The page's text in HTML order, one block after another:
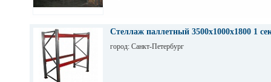
Стеллаж паллетный 3500х1000х1800 1
город: Санкт-Петербург